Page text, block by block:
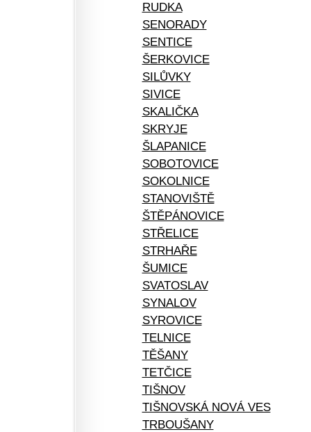
RUDKA
SENORADY
SENTICE
ŠERKOVICE
SILŮVKY
SIVICE
SKALIČKA
SKRYJE
ŠLAPANICE
SOBOTOVICE
SOKOLNICE
STANOVIŠTĚ
ŠTĚPÁNOVICE
STŘELICE
STRHAŘE
ŠUMICE
SVATOSLAV
SYNALOV
SYROVICE
TELNICE
TĚŠANY
TETČICE
TIŠNOV
TIŠNOVSKÁ NOVÁ VES
TRBOUŠANY